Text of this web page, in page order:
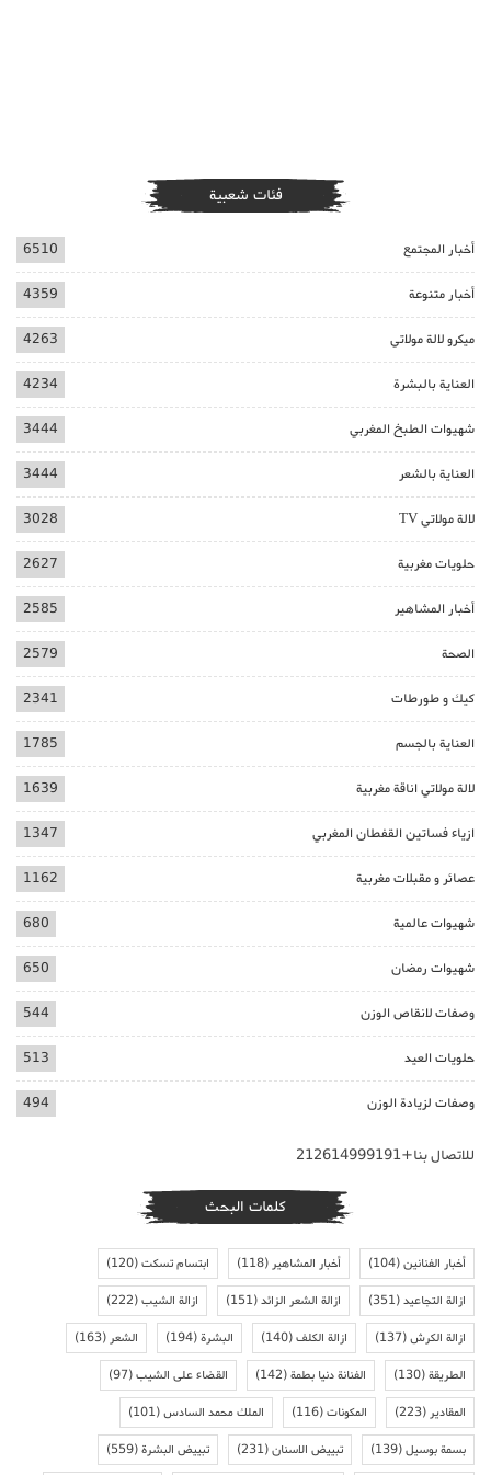
فئات شعبية
أخبار المجتمع 6510
أخبار متنوعة 4359
ميكرو لالة مولاتي 4263
العناية بالبشرة 4234
شهيوات الطبخ المغربي 3444
العناية بالشعر 3444
لالة مولاتي TV 3028
حلويات مغربية 2627
أخبار المشاهير 2585
الصحة 2579
كيك و طورطات 2341
العناية بالجسم 1785
لالة مولاتي اناقة مغربية 1639
ازياء فساتين القفطان المغربي 1347
عصائر و مقبلات مغربية 1162
شهيوات عالمية 680
شهيوات رمضان 650
وصفات لانقاص الوزن 544
حلويات العيد 513
وصفات لزيادة الوزن 494
للاتصال بنا+212614999191
كلمات البحث
أخبار الفنانين(104) أخبار المشاهير(118) ابتسام تسكت(120)
ازالة التجاعيد(351) ازالة الشعر الزائد(151) ازالة الشيب(222)
ازالة الكرش(137) ازالة الكلف(140) البشرة(194) الشعر(163)
الطريقة(130) الفنانة دنيا بطمة(142) القضاء على الشيب(97)
المقادير(223) المكونات(116) الملك محمد السادس(101)
بسمة بوسيل(139) تبييض الاسنان(231) تبييض البشرة(559)